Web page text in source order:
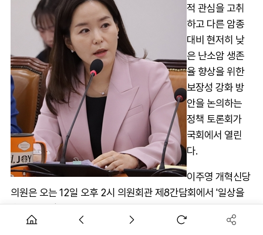
적 관심을 고취
하고 다른 암종
대비 현저히 낮
은 난소암 생존
율 향상을 위한
보장성 강화 방
안을 논의하는
정책 토론회가
국회에서 열린
다.
이주영 개혁신당
의원은 오는 12일 오후 2시 의원회관 제8간담회에서 '일상을
흔드는 여성암을 파헤치다' 토론회를 개최한다. 이번 토론회는
여성암 첫 번째로 난소암이 타깃이다.